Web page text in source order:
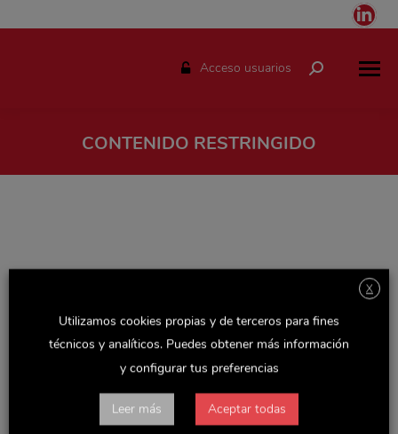
Acceso usuarios Buscar:
CONTENIDO RESTRINGIDO
Espacio solo disponible para el personal de Delaviuda.
Accede con tu usuario y podrás consultar todas las
novedades de la empresa, actualizaciones de Recursos
X
Utilizamos cookies propias y de terceros para fines
técnicos y analíticos. Puedes obtener más información
y configurar tus preferencias
Leer más Aceptar todas